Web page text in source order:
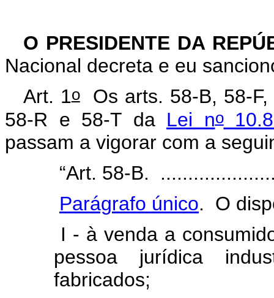
O PRESIDENTE DA
Nacional decreta e eu
Art. 1oOs arts. 58-B, 58-F,
58-R e 58-T da Lei no
passam a vigorar com a
“Art. 58-B.
Parágrafo único. O
I - à venda a
pessoa jurídica
fabricados;